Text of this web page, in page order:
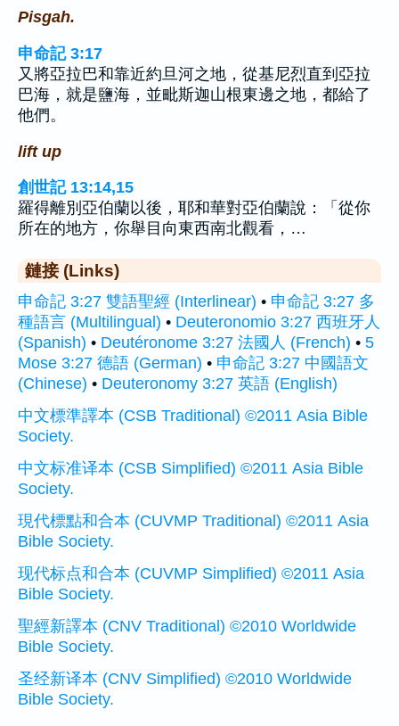
Pisgah.
申命記 3:17
又將亞拉巴和靠近約旦河之地，從基尼烈直到亞拉
巴海，就是鹽海，並毗斯迦山根東邊之地，都給了
他們。
lift up
創世記 13:14,15
羅得離別亞伯蘭以後，耶和華對亞伯蘭說：「從你
所在的地方，你舉目向東西南北觀看，…
鏈接 (Links)
申命記 3:27 雙語聖經 (Interlinear) • 申命記 3:27 多
種語言 (Multilingual) • Deuteronomio 3:27 西班牙人
(Spanish) • Deutéronome 3:27 法國人 (French) • 5
Mose 3:27 德語 (German) • 申命記 3:27 中國語文
(Chinese) • Deuteronomy 3:27 英語 (English)
中文標準譯本 (CSB Traditional) ©2011 Asia Bible
Society.
中文标准译本 (CSB Simplified) ©2011 Asia Bible
Society.
現代標點和合本 (CUVMP Traditional) ©2011 Asia
Bible Society.
现代标点和合本 (CUVMP Simplified) ©2011 Asia
Bible Society.
聖經新譯本 (CNV Traditional) ©2010 Worldwide
Bible Society.
圣经新译本 (CNV Simplified) ©2010 Worldwide
Bible Society.